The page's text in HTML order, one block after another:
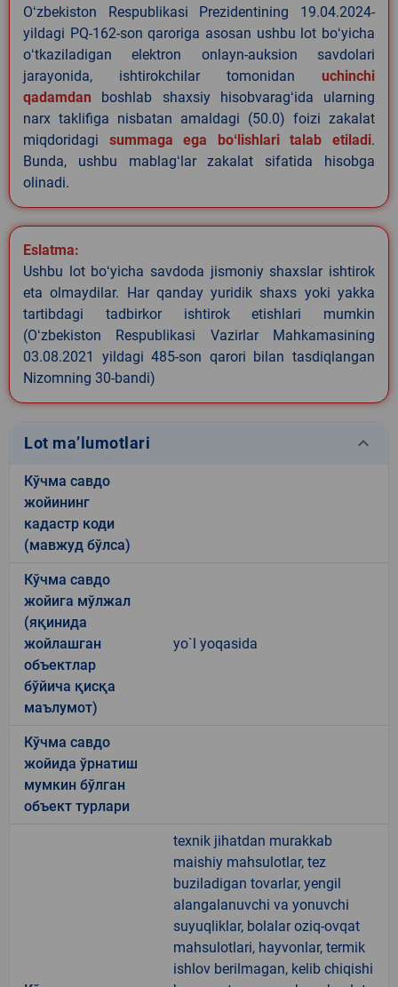
Oʻzbekiston Respublikasi Prezidentining 19.04.2024-
yildagi PQ-162-son qaroriga asosan ushbu lot boʻyicha
oʻtkaziladigan elektron onlayn-auksion savdolari
jarayonida, ishtirokchilar tomonidan uchinchi
qadamdan boshlab shaxsiy hisobvaragʻida ularning
narx taklifiga nisbatan amaldagi (50.0) foizi zakalat
miqdoridagi summaga ega boʻlishlari talab etiladi.
Bunda, ushbu mablagʻlar zakalat sifatida hisobga
olinadi.
Eslatma:
Ushbu lot boʻyicha savdoda jismoniy shaxslar ishtirok
eta olmaydilar. Har qanday yuridik shaxs yoki yakka
tartibdagi tadbirkor ishtirok etishlari mumkin
(Oʻzbekiston Respublikasi Vazirlar Mahkamasining
03.08.2021 yildagi 485-son qarori bilan tasdiqlangan
Nizomning 30-bandi)
Lot ma’lumotlari keyboard_arrow_down
Кўчма савдо
жойининг
кадастр коди
(мавжуд бўлса)
Кўчма савдо
жойига мўлжал
(яқинида
жойлашган
объектлар
бўйича қисқа
маълумот)
yo`l yoqasida
Кўчма савдо
жойида ўрнатиш
мумкин бўлган
объект турлари
texnik jihatdan murakkab
maishiy mahsulotlar, tez
buziladigan tovarlar, yengil
alangalanuvchi va yonuvchi
suyuqliklar, bolalar oziq-ovqat
mahsulotlari, hayvonlar, termik
ishlov berilmagan, kelib chiqishi